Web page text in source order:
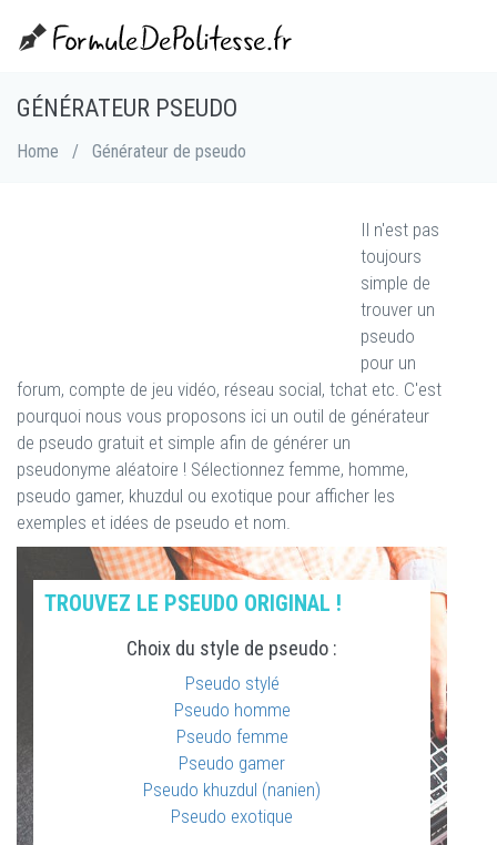
GÉNÉRATEUR PSEUDO
Home / Générateur de pseudo
Il n'est pas
toujours
simple de
trouver un
pseudo
pour un
forum, compte de jeu vidéo, réseau social, tchat etc. C'est
pourquoi nous vous proposons ici un outil de générateur
de pseudo gratuit et simple afin de générer un
pseudonyme aléatoire ! Sélectionnez femme, homme,
pseudo gamer, khuzdul ou exotique pour afficher les
exemples et idées de pseudo et nom.
TROUVEZ LE PSEUDO ORIGINAL !
Choix du style de pseudo :
Pseudo stylé
Pseudo homme
Pseudo femme
Pseudo gamer
Pseudo khuzdul (nanien)
Pseudo exotique